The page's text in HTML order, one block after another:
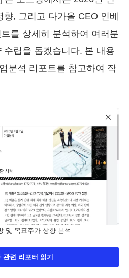
향, 그리고 다가올 CEO 인베
를 상세히 분석하여 여러분
수립을 돕겠습니다. 본 내용
분석 리포트를 참고하여 작
및 목표주가 상향 분석
련 리포터 읽기